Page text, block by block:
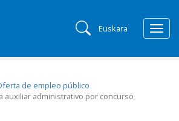
Euskara
de empleo público
auxiliar administrativo por concurso